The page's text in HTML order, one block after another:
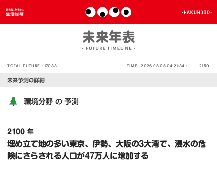
TOTAL FUTURE :17033 TIME :2026.08.08 04:21:34 > 2150
未来予測の詳細
環境分野 の 予測
2100 年
埋め立て地の多い東京、伊勢、大阪の3大湾で、浸水の危
険にさらされる人口が47万人に増加する